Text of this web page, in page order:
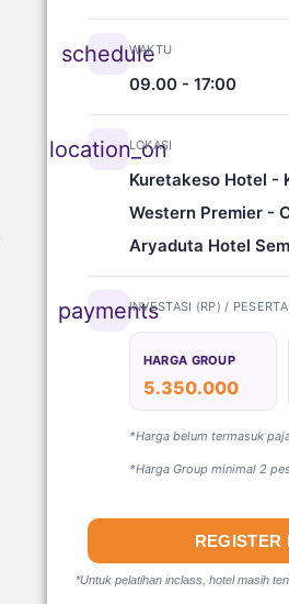
schedule
WAKTU
09.00 - 17:00
location_on
LOKASI
Kuretakeso Hotel -
Western Premier -
Aryaduta Hotel
paymentsINVESTASI (RP) / PESERTA
HARGA GROUP
5.350.000
*Harga belum termasuk
*Harga Group minimal 2
REGISTER
*Untuk pelatihan inclass, hotel masih